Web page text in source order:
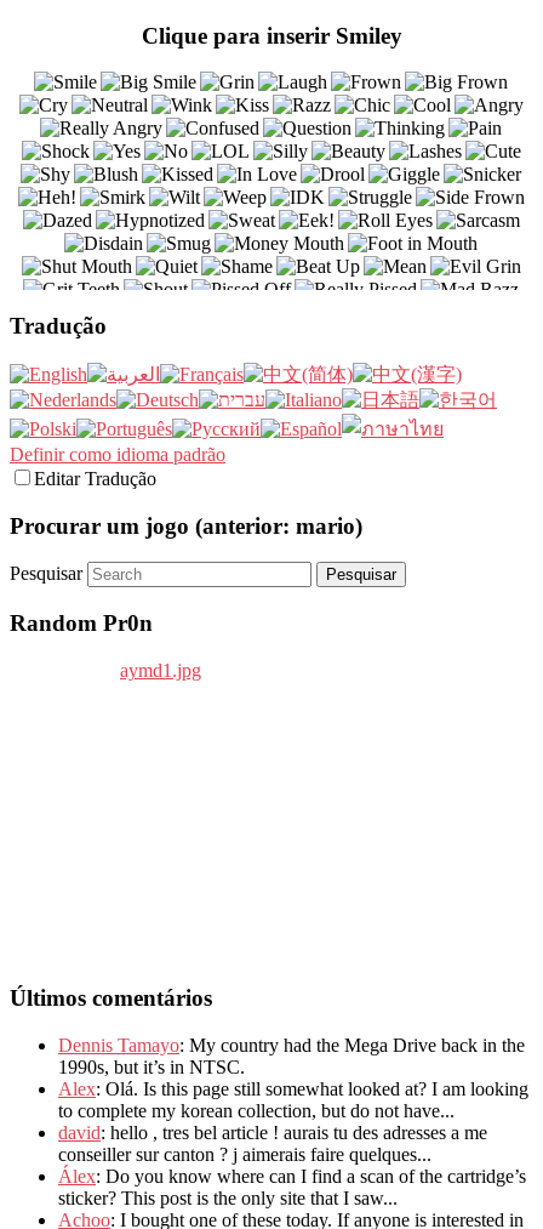
Clique para inserir Smiley
Tradução
Definir como idioma padrão
Editar Tradução
Procurar um jogo (anterior: mario)
Pesquisar
Random Pr0n
Últimos comentários
Dennis Tamayo: My country had the Mega Drive back in the
1990s, but it’s in NTSC.
Alex: Olá. Is this page still somewhat looked at? I am looking
to complete my korean collection, but do not have...
david: hello , tres bel article ! aurais tu des adresses a me
conseiller sur canton ? j aimerais faire quelques...
Álex: Do you know where can I find a scan of the cartridge’s
sticker? This post is the only site that I saw...
Achoo: I bought one of these today. If anyone is interested in